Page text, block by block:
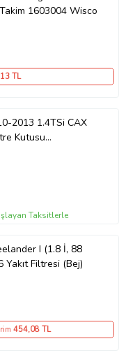
1603004 Wisco
TL
2013 1.4TSi CAX
Kutusu
Taksitlerle
I (1.8 İ, 88
Filtresi (Bej)
454,08 TL